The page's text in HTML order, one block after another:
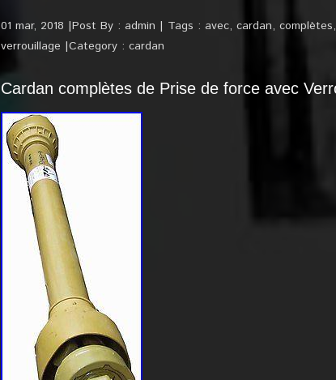
01 mar, 2018 Post By : admin Tags : avec, cardan, complètes,
verrouillage Category : cardan
Cardan complètes de Prise de force avec